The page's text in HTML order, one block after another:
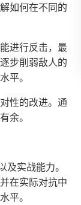
如何在不同的
进行反击，最
步削弱敌人的
平。
性的改进。通
余。
实战能力。
在实际对抗中
平。